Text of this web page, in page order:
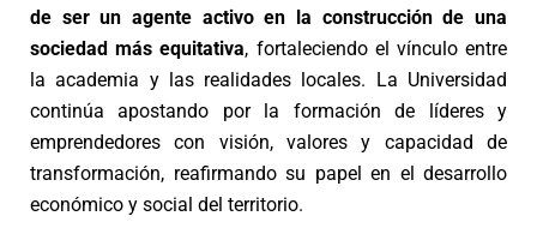
de ser un agente activo en la construcción de una
sociedad más equitativa, fortaleciendo el vínculo entre
la academia y las realidades locales. La Universidad
continúa apostando por la formación de líderes y
emprendedores con visión, valores y capacidad de
transformación, reafirmando su papel en el desarrollo
económico y social del territorio.